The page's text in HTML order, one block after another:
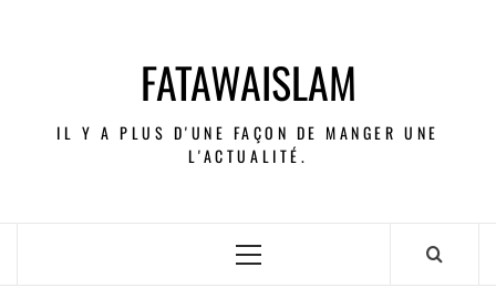
FATAWAISLAM
IL Y A PLUS D'UNE FAÇON DE MANGER UNE
L'ACTUALITÉ.